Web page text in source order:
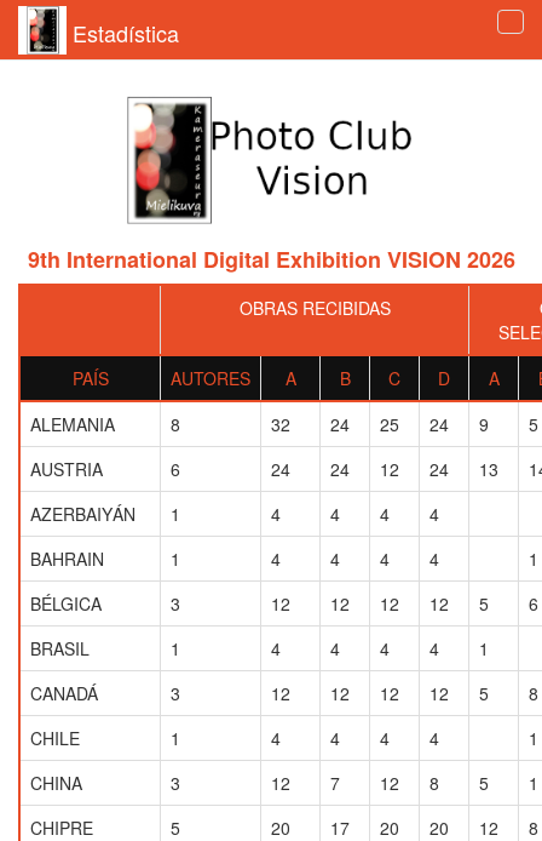
Estadística
9th International Digital Exhibition VISION 2026
OBRAS RECIBIDAS
PAÍS
AUTORES A B C D A
ALEMANIA
8 32 24 25 24 9
5
AUSTRIA
6 24 24 12 24 13
AZERBAIYÁN
1 4 4 4
4
BAHRAIN
1 4 4 4 4
1
BÉLGICA
3 12 12 12 12 5
6
BRASIL
1 4 4 4 4
1
CANADÁ
3 12 12 12 12 5
8
CHILE
1 4 4 4 4
1
CHINA
3 12 7 12 8 5
1
CHIPRE
5 20 17 20 20 12
8